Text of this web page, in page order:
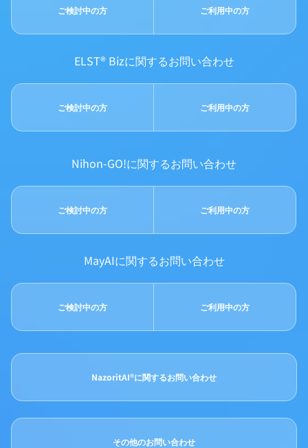
ご検討中の方 ご利用中の方
ELST® Bizに関するお問い合わせ
ご検討中の方 ご利用中の方
Nihon-GO!に関するお問い合わせ
ご検討中の方 ご利用中の方
MayAIに関するお問い合わせ
ご検討中の方 ご利用中の方
NazoritAI®に関するお問い合わせ
その他のお問い合わせ